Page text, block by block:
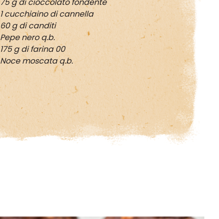
1 cucchiaino di cannella
60 g di canditi
Pepe nero q.b.
175 g di farina 00
Noce moscata q.b.